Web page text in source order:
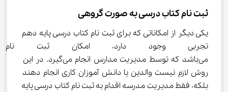
ثبت نام کتاب درسی به صورت گروهی
یکی دیگر از امکاناتی که برای ثبت نام کتاب درسی پایه دهم
تجربی وجود دارد، امکان ثبت
می‌باشد که توسط مدیریت مدارس انجام می‌گیرد. در این
روش لازم نیست والدین یا دانش آموزان کاری انجام دهند
بلکه، فقط مدیریت مدرسه اقدام به ثبت نام کتاب درسی پایه